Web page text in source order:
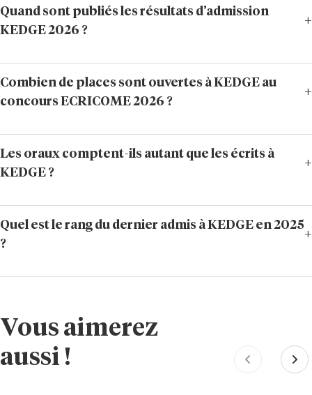
Quand sont publiés les résultats d’admission
KEDGE 2026 ?
Combien de places sont ouvertes à KEDGE au
concours ECRICOME 2026 ?
Les oraux comptent-ils autant que les écrits à
KEDGE ?
Quel est le rang du dernier admis à KEDGE en 2025
?
Vous aimerez
aussi !